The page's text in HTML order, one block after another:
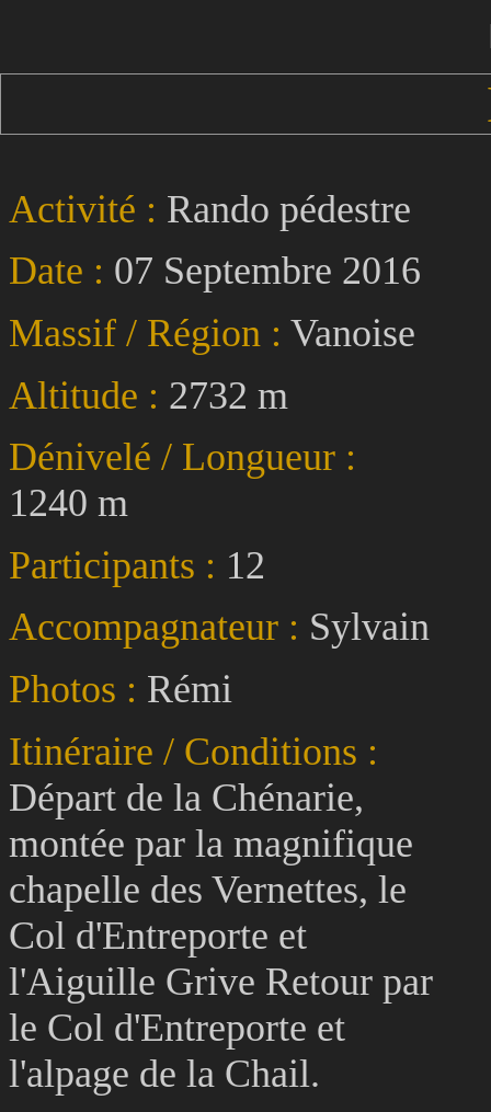
Activité : Rando pédestre
Date : 07 Septembre 2016
Massif / Région : Vanoise
Altitude : 2732 m
Dénivelé / Longueur :
1240 m
Participants : 12
Accompagnateur : Sylvain
Photos : Rémi
Itinéraire / Conditions :
Départ de la Chénarie,
montée par la magnifique
chapelle des Vernettes, le
Col d'Entreporte et
l'Aiguille Grive Retour par
le Col d'Entreporte et
l'alpage de la Chail.